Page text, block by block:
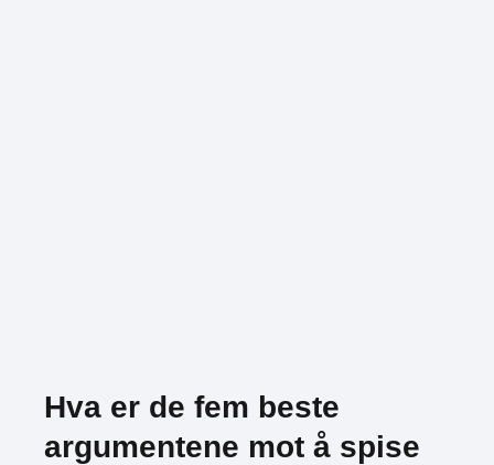
Hva er de fem beste
argumentene mot å spise